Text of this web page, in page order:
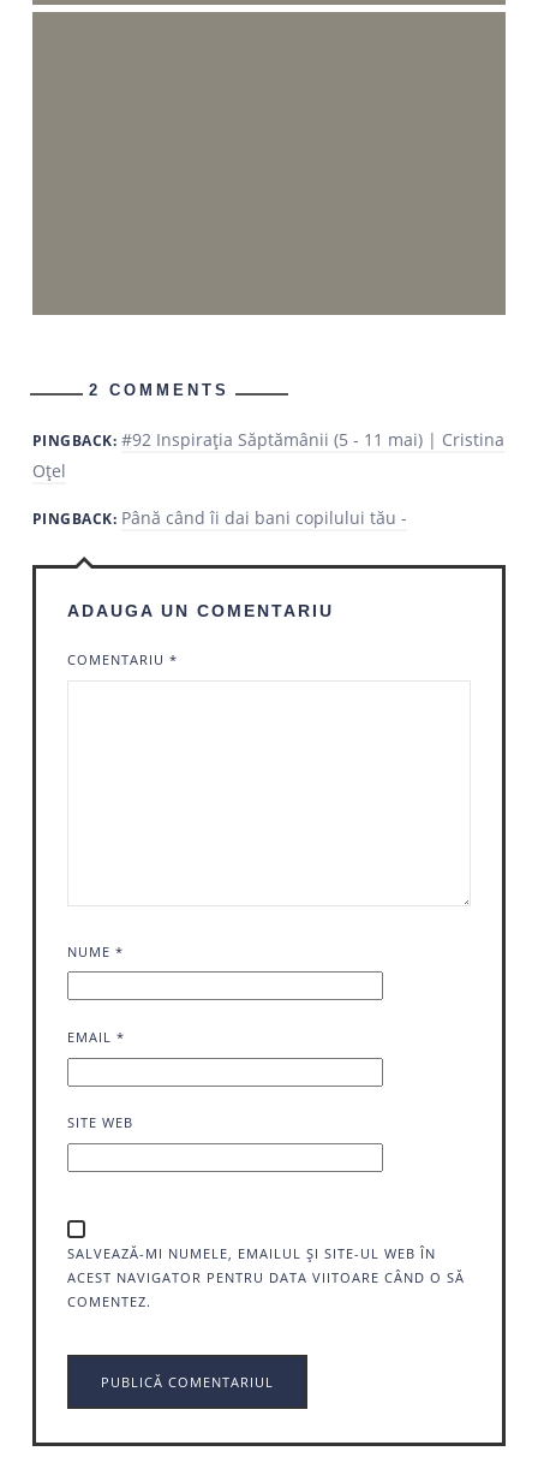
2 COMMENTS
PINGBACK: #92 Inspirația Săptămânii (5 - 11 mai) | Cristina
Oțel
PINGBACK: Până când îi dai bani copilului tău -
ADAUGA UN COMENTARIU
COMENTARIU *
NUME *
EMAIL *
SITE WEB
SALVEAZĂ-MI NUMELE, EMAILUL ȘI SITE-UL WEB ÎN
ACEST NAVIGATOR PENTRU DATA VIITOARE CÂND O SĂ
COMENTEZ.